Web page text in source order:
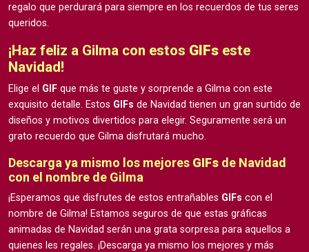
regalo que perdurará para siempre en los recuerdos de tus seres
queridos.
¡Haz feliz a Gilma con estos GIFs este
Navidad!
Elige el GIF que más te guste y sorprende a Gilma con este
exquisito detalle. Estos GIFs de Navidad tienen un gran surtido de
diseños y motivos divertidos para elegir. Seguramente será un
grato recuerdo que Gilma disfrutará mucho.
Descarga ya mismo los mejores GIFs de Navidad
con el nombre de Gilma
¡Esperamos que disfrutes de estos entrañables GIFs con el
nombre de Gilma! Estamos seguros de que estas gráficas
animadas de Navidad serán una grata sorpresa para aquellos a
quienes les regales. ¡Descarga ya mismo los mejores y más